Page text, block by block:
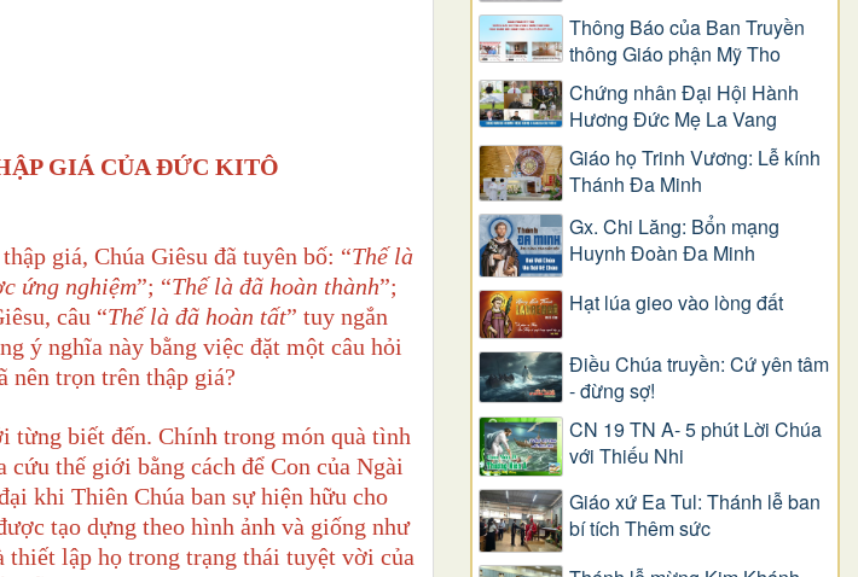
GIÁ CỦA ĐỨC KITÔ
giá, Chúa Giêsu đã tuyên bố: “Thế là
ứng nghiệm”; “Thế là đã hoàn thành”;
câu “Thế là đã hoàn tất” tuy ngắn
ý nghĩa này bằng việc đặt một câu hỏi
nên trọn trên thập giá?
từng biết đến. Chính trong món quà tình
thế giới bằng cách để Con của Ngài
khi Thiên Chúa ban sự hiện hữu cho
tạo dựng theo hình ảnh và giống như
thiết lập họ trong trạng thái tuyệt vời của
Thông Báo của Ban Truyền
thông Giáo phận Mỹ Tho
Chứng nhân Đại Hội Hành
Hương Đức Mẹ La Vang
Giáo họ Trinh Vương: Lễ kính
Thánh Đa Minh
Gx. Chi Lăng: Bổn mạng
Huynh Đoàn Đa Minh
Hạt lúa gieo vào lòng đất
Điều Chúa truyền: Cứ yên tâm
- đừng sợ!
CN 19 TN A- 5 phút Lời Chúa
với Thiếu Nhi
Giáo xứ Ea Tul: Thánh lễ ban
bí tích Thêm sức